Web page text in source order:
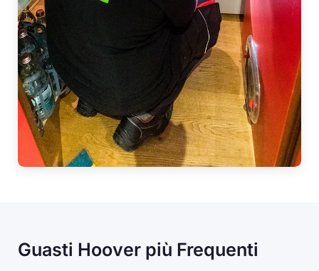
Guasti Hoover più Frequenti